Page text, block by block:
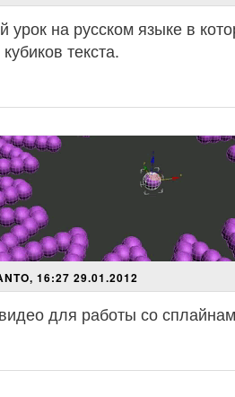
урок на русском языке в
текста.
16:27 29.01.2012
для работы со